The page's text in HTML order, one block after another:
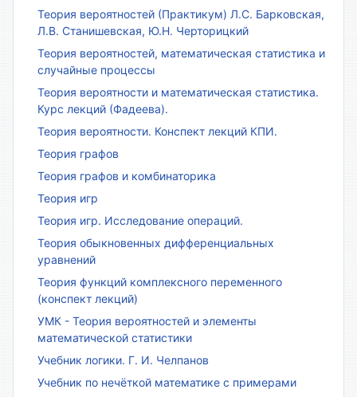
Теория вероятностей (Практикум) Л.С. Барковская,
Л.В. Станишевская, Ю.Н. Черторицкий
Теория вероятностей, математическая статистика и
случайные процессы
Теория вероятности и математическая статистика.
Курс лекций (Фадеева).
Теория вероятности. Конспект лекций КПИ.
Теория графов
Теория графов и комбинаторика
Теория игр
Теория игр. Исследование операций.
Теория обыкновенных дифференциальных
уравнений
Теория функций комплексного переменного
(конспект лекций)
УМК - Теория вероятностей и элементы
математической статистики
Учебник логики. Г. И. Челпанов
Учебник по нечёткой математике с примерами